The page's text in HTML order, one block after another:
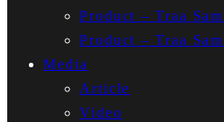
Product – Traa
Product – Traa
Media
Article
Video